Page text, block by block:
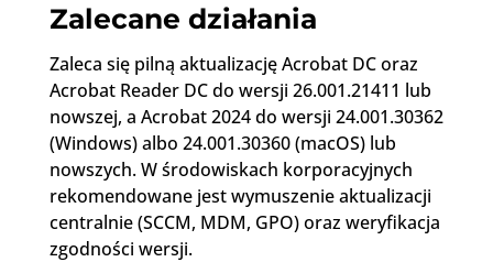
Zalecane działania
Zaleca się pilną aktualizację Acrobat DC oraz
Acrobat Reader DC do wersji 26.001.21411 lub
nowszej, a Acrobat 2024 do wersji 24.001.30362
(Windows) albo 24.001.30360 (macOS) lub
nowszych. W środowiskach korporacyjnych
rekomendowane jest wymuszenie aktualizacji
centralnie (SCCM, MDM, GPO) oraz weryfikacja
zgodności wersji.